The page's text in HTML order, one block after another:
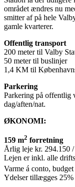
området ændres nu
smitter af på hele
gamle kvarterer.
Offentlig transport
200 meter til Valby
50 meter til buslinjer
1,4 KM til
Parkering
Parkering på offentlig
dag/aften/nat.
ØKONOMI:
159 m2 forretning
Årlig leje kr. 294.150 /
Lejen er inkl. alle
Varme á conto,
Ydelser tillægges 25%